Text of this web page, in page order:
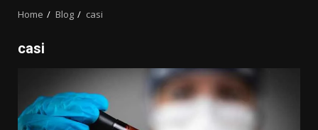
Home Blog casi
casi